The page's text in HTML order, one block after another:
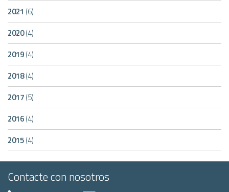
2021 (6)
2020(4)
2019(4)
2018(4)
2017(5)
2016(4)
2015(4)
Contacte con nosotros